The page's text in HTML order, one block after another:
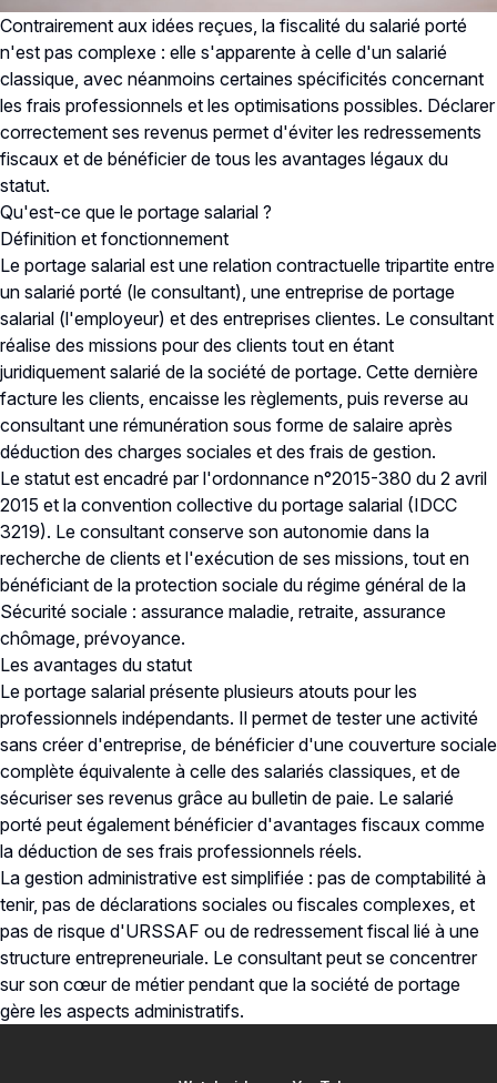
Contrairement aux idées reçues, la fiscalité du salarié porté
n'est pas complexe : elle s'apparente à celle d'un salarié
classique, avec néanmoins certaines spécificités concernant
les frais professionnels et les optimisations possibles. Déclarer
correctement ses revenus permet d'éviter les redressements
fiscaux et de bénéficier de tous les avantages légaux du
statut.
Qu'est-ce que le portage salarial ?
Définition et fonctionnement
Le portage salarial est une relation contractuelle tripartite entre
un salarié porté (le consultant), une entreprise de portage
salarial (l'employeur) et des entreprises clientes. Le consultant
réalise des missions pour des clients tout en étant
juridiquement salarié de la société de portage. Cette dernière
facture les clients, encaisse les règlements, puis reverse au
consultant une rémunération sous forme de salaire après
déduction des charges sociales et des frais de gestion.
Le statut est encadré par l'ordonnance n°2015-380 du 2 avril
2015 et la convention collective du portage salarial (IDCC
3219). Le consultant conserve son autonomie dans la
recherche de clients et l'exécution de ses missions, tout en
bénéficiant de la protection sociale du régime général de la
Sécurité sociale : assurance maladie, retraite, assurance
chômage, prévoyance.
Les avantages du statut
Le portage salarial présente plusieurs atouts pour les
professionnels indépendants. Il permet de tester une activité
sans créer d'entreprise, de bénéficier d'une couverture sociale
complète équivalente à celle des salariés classiques, et de
sécuriser ses revenus grâce au bulletin de paie. Le salarié
porté peut également bénéficier d'avantages fiscaux comme
la déduction de ses frais professionnels réels.
La gestion administrative est simplifiée : pas de comptabilité à
tenir, pas de déclarations sociales ou fiscales complexes, et
pas de risque d'URSSAF ou de redressement fiscal lié à une
structure entrepreneuriale. Le consultant peut se concentrer
sur son cœur de métier pendant que la société de portage
gère les aspects administratifs.